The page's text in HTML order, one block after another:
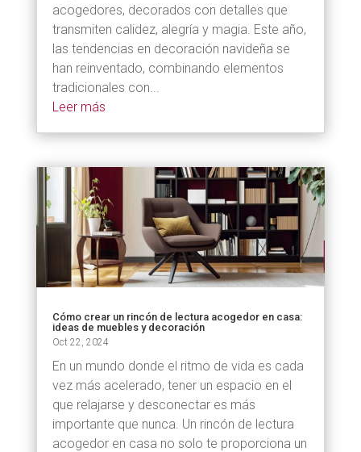
acogedores, decorados con detalles que
transmiten calidez, alegría y magia. Este año,
las tendencias en decoración navideña se
han reinventado, combinando elementos
tradicionales con...
Leer más
Cómo crear un rincón de lectura acogedor en casa:
ideas de muebles y decoración
Oct 22, 2024
En un mundo donde el ritmo de vida es cada
vez más acelerado, tener un espacio en el
que relajarse y desconectar es más
importante que nunca. Un rincón de lectura
acogedor en casa no solo te proporciona un